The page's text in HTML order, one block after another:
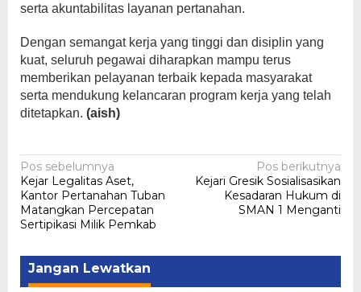
serta akuntabilitas layanan pertanahan.
Dengan semangat kerja yang tinggi dan disiplin yang
kuat, seluruh pegawai diharapkan mampu terus
memberikan pelayanan terbaik kepada masyarakat
serta mendukung kelancaran program kerja yang telah
ditetapkan. (aish)
Navigasi
pos
Pos sebelumnya
Kejar Legalitas Aset,
Kantor Pertanahan Tuban
Matangkan Percepatan
Sertipikasi Milik Pemkab
Pos berikutnya
Kejari Gresik Sosialisasikan
Kesadaran Hukum di
SMAN 1 Menganti
Jangan Lewatkan